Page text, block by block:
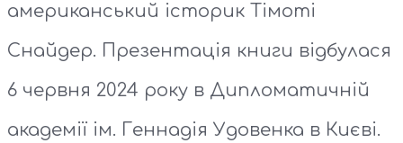
американський історик Тімоті
Снайдер. Презентація книги відбулася
6 червня 2024 року в Дипломатичній
академії ім. Геннадія Удовенка в Києві.